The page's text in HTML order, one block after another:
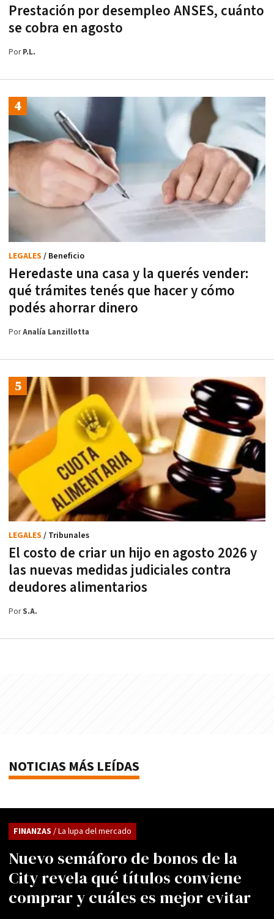
Prestación por desempleo ANSES, cuánto
se cobra en agosto
PorP.L.
Heredaste una casa y la querés vender:
qué trámites tenés que hacer y cómo
podés ahorrar dinero
LEGALES / Beneficio
PorAnalía Lanzillotta
El costo de criar un hijo en agosto 2026 y
las nuevas medidas judiciales contra
deudores alimentarios
LEGALES / Tribunales
PorS.A.
NOTICIAS MÁS LEÍDAS
Nuevo semáforo de bonos de la
City revela qué títulos conviene
comprar y cuáles es mejor evitar
FINANZAS / La lupa del mercado